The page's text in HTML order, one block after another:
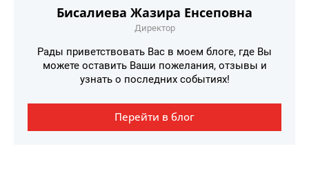
Бисалиева Жазира Енсеповна
Директор
Рады приветствовать Вас в моем блоге, где Вы
можете оставить Ваши пожелания, отзывы и
узнать о последних событиях!
Перейти в блог